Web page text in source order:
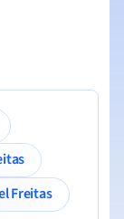
Freitas